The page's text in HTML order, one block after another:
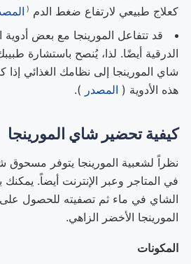
كعلاج طبيعي لارتفاع ضغط الدم (
قد تتفاعل المورينجا مع بعض
الدرقية أيضًا. لذا، يُنصح باستشارة
شاي المورينجا إلى نظامك الغذائي إذا
هذه الأدوية ( المصدر ).
كيفية تحضير شاي المورينجا
نظراً لشعبية المورينجا يتوفر مسحوق
في المتاجر وعبر الإنترنت أيضاً.
الشاي في ماء ثم تصفيته للحصول
المورينجا الأخضر الزاهي.
المكونات